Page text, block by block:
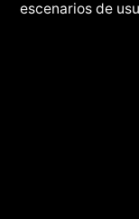
escenarios de